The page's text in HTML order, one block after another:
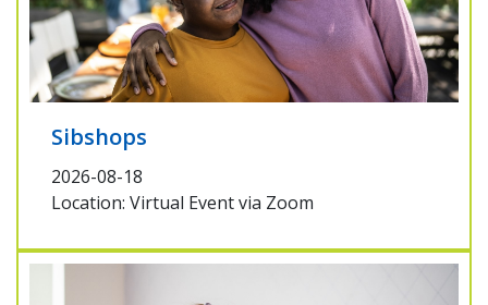
Sibshops
2026-08-18
Location: Virtual Event via Zoom